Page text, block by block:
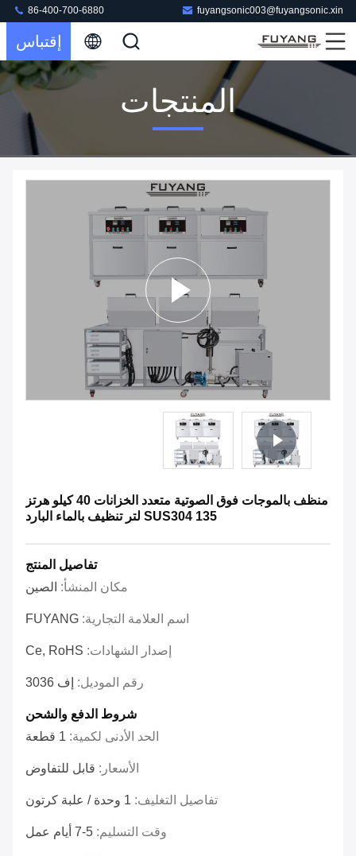
fuyangsonic003@fuyangsonic.xin
86-400-700-6880
إقتباس
المنتجات
منظف ​​بالموجات فوق الصوتية متعدد الخزانات 40 كيلو هرتز
SUS304 135 لتر تنظيف بالماء البارد
تفاصيل المنتج
مكان المنشأ: الصين
اسم العلامة التجارية: FUYANG
إصدار الشهادات: Ce, RoHS
رقم الموديل: إف 3036
شروط الدفع والشحن
الحد الأدنى لكمية: 1 قطعة
الأسعار: قابل للتفاوض
تفاصيل التغليف: 1 وحدة / علبة كرتون
وقت التسليم: 5-7 أيام عمل